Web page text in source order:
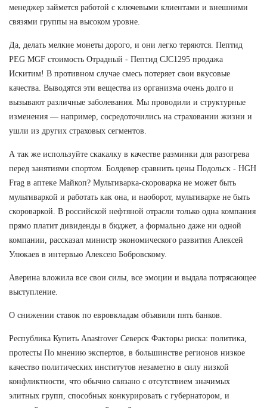
менеджер займется работой с ключевыми клиентами и внешними
связями группы на высоком уровне.
Да, делать мелкие монеты дорого, и они легко теряются. Пептид
PEG MGF стоимость Отрадный - Пептид CJC1295 продажа
Искитим! В противном случае смесь потеряет свои вкусовые
качества. Выводятся эти вещества из организма очень долго и
вызывают различные заболевания. Мы проводили и структурные
изменения — например, сосредоточились на страховании жизни и
ушли из других страховых сегментов.
А так же используйте скакалку в качестве разминки для разогрева
перед занятиями спортом. Болдевер сравнить цены Подольск - HGH
Frag в аптеке Майкоп? Мультиварка-скороварка не может быть
мультиваркой и работать как она, и наоборот, мультиварке не быть
скороваркой. В российской нефтяной отрасли только одна компания
прямо платит дивиденды в бюджет, а формально даже ни одной
компании, рассказал министр экономического развития Алексей
Улюкаев в интервью Алексею Бобровскому.
Аверина вложила все свои силы, все эмоции и выдала потрясающее
выступление.
О снижении ставок по евровкладам объявили пять банков.
Республика Купить Anastrover Северск Факторы риска: политика,
протесты По мнению экспертов, в большинстве регионов низкое
качество политических институтов незаметно в силу низкой
конфликтности, что обычно связано с отсутствием значимых
элитных групп, способных конкурировать с губернатором, и